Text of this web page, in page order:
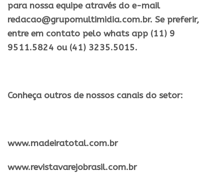
para nossa equipe através do e-mail
redacao@grupomultimidia.com.br. Se preferir,
entre em contato pelo whats app (11) 9
9511.5824 ou (41) 3235.5015.
Conheça outros de nossos canais do setor:
​www.madeiratotal.com.br
www.revistavarejobrasil.com.br